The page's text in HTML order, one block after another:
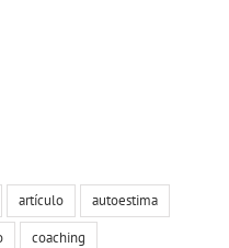
artículo
autoestima
coaching